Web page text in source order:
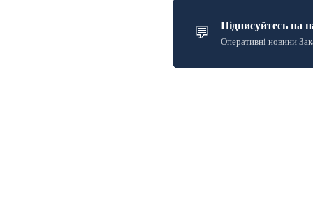
💬 Підписуйтесь на
Оперативні новини